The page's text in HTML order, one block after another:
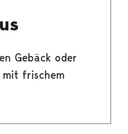
Gebäck oder
mit frischem